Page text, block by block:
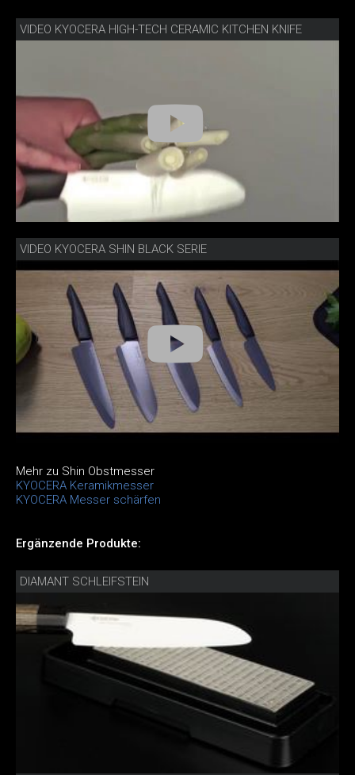
VIDEO KYOCERA HIGH-TECH CERAMIC KITCHEN KNIFE
VIDEO KYOCERA SHIN BLACK SERIE
Mehr zu Shin Obstmesser
KYOCERA Keramikmesser
KYOCERA Messer schärfen
Ergänzende Produkte:
DIAMANT SCHLEIFSTEIN